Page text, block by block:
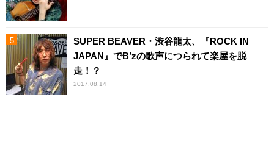
SUPER BEAVER・渋谷龍太、『ROCK IN
JAPAN』でB’zの歌声につられて楽屋を脱
走！？
2017.08.14